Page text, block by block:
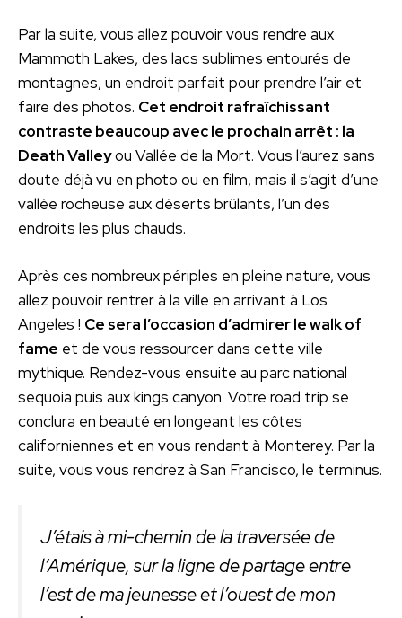
Par la suite, vous allez pouvoir vous rendre aux
Mammoth Lakes, des lacs sublimes entourés de
montagnes, un endroit parfait pour prendre l’air et
faire des photos. Cet endroit rafraîchissant
contraste beaucoup avec le prochain arrêt : la
Death Valleyou Vallée de la Mort. Vous l’aurez sans
doute déjà vu en photo ou en film, mais il s’agit d’une
vallée rocheuse aux déserts brûlants, l’un des
endroits les plus chauds.
Après ces nombreux périples en pleine nature, vous
allez pouvoir rentrer à la ville en arrivant à Los
Angeles ! Ce sera l’occasion d’admirer le walk of
fame et de vous ressourcer dans cette ville
mythique. Rendez-vous ensuite au parc national
sequoia puis aux kings canyon. Votre road trip se
conclura en beauté en longeant les côtes
californiennes et en vous rendant à Monterey. Par la
suite, vous vous rendrez à San Francisco, le terminus.
J’étais à mi-chemin de la traversée de
l’Amérique, sur la ligne de partage entre
l’est de ma jeunesse et l’ouest de mon